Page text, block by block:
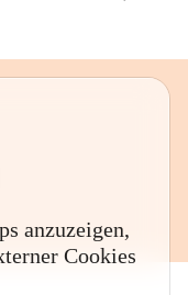
anzuzeigen,
Cookies